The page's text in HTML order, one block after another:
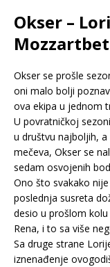
Okser –
Mozzartbet
Okser se prošle
oni malo bolji
ova ekipa u jednom
U povratničkoj
u društvu najboljih,
mečeva, Okser se
sedam osvojenih
Ono što svakako
poslednja susreta
desio u prošlom
Rena, i to sa više
Sa druge strane
iznenađenje